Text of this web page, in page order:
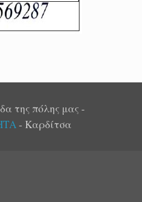
της πόλης μας -
- Καρδίτσα